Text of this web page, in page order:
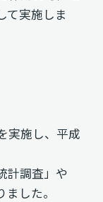
て実施しま
実施し、平成
計調査」や
した。